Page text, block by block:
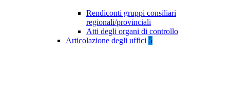
Rendiconti gruppi consiliari
regionali/provinciali
Atti degli organi di controllo
Articolazione degli uffici 5